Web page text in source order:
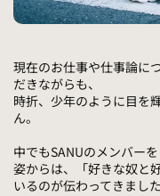
現在のお仕事や仕事論に
だきながらも、
時折、少年のように目を
ん。
中でもSANUのメンバー
姿からは、「好きな奴と
いるのが伝わってきました